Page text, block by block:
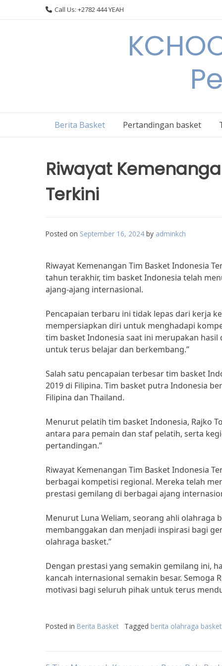
Call Us: +2782 444 YEAH
Berita Basket Pertandingan basket
Riwayat
Terkini
Posted on September 16, 2024 by adminkch
Riwayat Kemenangan Tim Basket Indonesia
tahun terakhir, tim basket Indonesia telah
ajang-ajang internasional.
Pencapaian terbaru ini tidak lepas dari kerja
mempersiapkan diri untuk menghadapi
tim basket Indonesia saat ini merupakan
untuk terus belajar dan berkembang.”
Salah satu pencapaian terbesar tim basket
2019 di Filipina. Tim basket putra Indonesia
Filipina dan Thailand.
Menurut pelatih tim basket Indonesia, Rajko
antara para pemain dan staf pelatih, serta
pertandingan.”
Riwayat Kemenangan Tim Basket Indonesia
berbagai kompetisi regional. Mereka telah
prestasi gemilang di berbagai ajang
Menurut Luna Weliam, seorang ahli olahraga
membanggakan dan menjadi inspirasi bagi
olahraga basket.”
Dengan prestasi yang semakin gemilang ini,
kancah internasional semakin besar. Semoga
motivasi bagi seluruh pihak untuk terus
Posted in Berita Basket Tagged berita olahraga